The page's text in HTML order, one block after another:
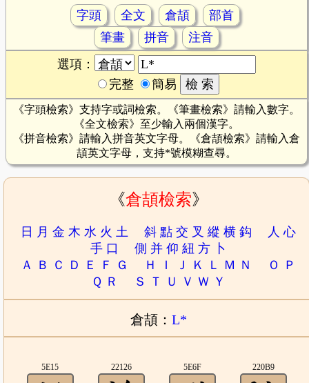
字頭 全文 倉頡
部首
筆畫
拼音
注音
選項：
完整
簡易
《字頭檢索》支持字或詞檢索。《筆畫檢索》請輸入數字。
《全文檢索》至少輸入兩個漢字。
《拼音檢索》請輸入拼音英文字母。《倉頡檢索》請輸入倉
頡英文字母，支持*號模糊查尋。
《倉頡檢索》
日 月 金 木 水 火 土 斜 點 交 叉 縱 横 鈎 人 心
手 口 側 并 仰 紐 方
卜
Ａ
Ｂ Ｃ Ｄ Ｅ Ｆ Ｇ Ｈ Ｉ Ｊ Ｋ Ｌ Ｍ Ｎ Ｏ
Ｐ
Ｑ Ｒ Ｓ Ｔ Ｕ Ｖ Ｗ Ｙ
倉頡： L*
5E15 22126 5E6F 220B9